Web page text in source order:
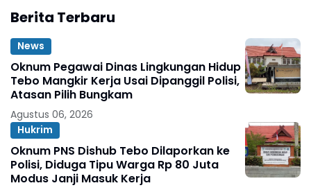
Berita Terbaru
News
Oknum Pegawai Dinas Lingkungan Hidup
Tebo Mangkir Kerja Usai Dipanggil Polisi,
Atasan Pilih Bungkam
Agustus 06, 2026
Hukrim
Oknum PNS Dishub Tebo Dilaporkan ke
Polisi, Diduga Tipu Warga Rp 80 Juta
Modus Janji Masuk Kerja